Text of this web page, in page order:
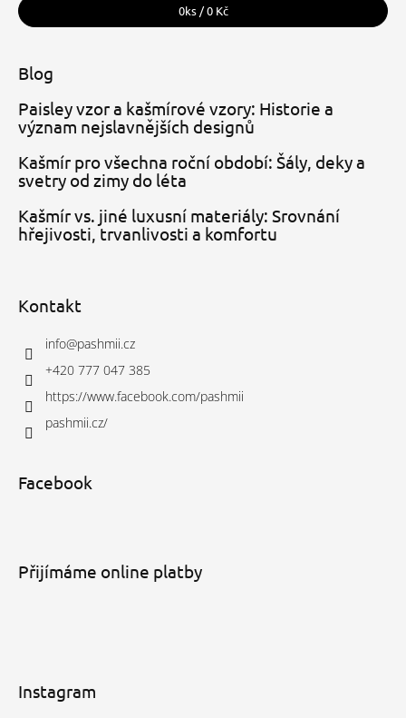
0ks /0 Kč
Blog
Paisley vzor a kašmírové vzory: Historie a
význam nejslavnějších designů
Kašmír pro všechna roční období: Šály, deky a
svetry od zimy do léta
Kašmír vs. jiné luxusní materiály: Srovnání
hřejivosti, trvanlivosti a komfortu
Kontakt
info@pashmii.cz
+420 777 047 385
https://www.facebook.com/pashmii
pashmii.cz/
Facebook
Přijímáme online platby
Instagram